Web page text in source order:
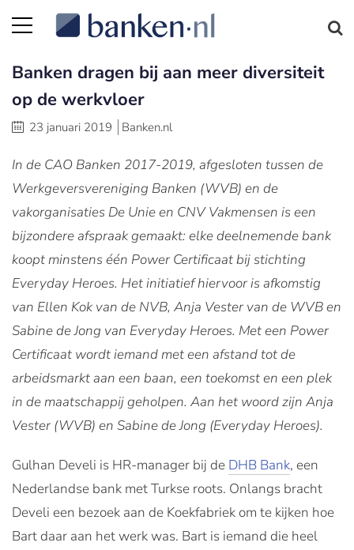
Banken dragen bij aan meer diversiteit
op de werkvloer
23 januari 2019 Banken.nl
In de CAO Banken 2017-2019, afgesloten tussen de
Werkgeversvereniging Banken (WVB) en de
vakorganisaties De Unie en CNV Vakmensen is een
bijzondere afspraak gemaakt: elke deelnemende bank
koopt minstens één Power Certificaat bij stichting
Everyday Heroes. Het initiatief hiervoor is afkomstig
van Ellen Kok van de NVB, Anja Vester van de WVB en
Sabine de Jong van Everyday Heroes. Met een Power
Certificaat wordt iemand met een afstand tot de
arbeidsmarkt aan een baan, een toekomst en een plek
in de maatschappij geholpen. Aan het woord zijn Anja
Vester (WVB) en Sabine de Jong (Everyday Heroes).
Gulhan Develi is HR-manager bij de DHB Bank, een
Nederlandse bank met Turkse roots. Onlangs bracht
Develi een bezoek aan de Koekfabriek om te kijken hoe
Bart daar aan het werk was. Bart is iemand die heel